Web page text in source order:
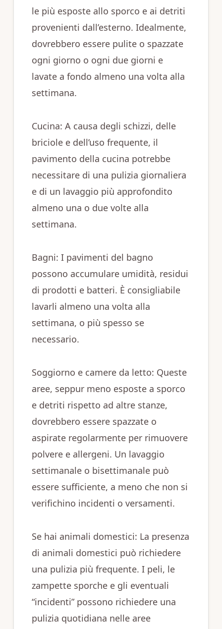
le più esposte allo sporco e ai detriti
provenienti dall’esterno. Idealmente,
dovrebbero essere pulite o spazzate
ogni giorno o ogni due giorni e
lavate a fondo almeno una volta alla
settimana.
Cucina: A causa degli schizzi, delle
briciole e dell’uso frequente, il
pavimento della cucina potrebbe
necessitare di una pulizia giornaliera
e di un lavaggio più approfondito
almeno una o due volte alla
settimana.
Bagni: I pavimenti del bagno
possono accumulare umidità, residui
di prodotti e batteri. È consigliabile
lavarli almeno una volta alla
settimana, o più spesso se
necessario.
Soggiorno e camere da letto: Queste
aree, seppur meno esposte a sporco
e detriti rispetto ad altre stanze,
dovrebbero essere spazzate o
aspirate regolarmente per rimuovere
polvere e allergeni. Un lavaggio
settimanale o bisettimanale può
essere sufficiente, a meno che non si
verifichino incidenti o versamenti.
Se hai animali domestici: La presenza
di animali domestici può richiedere
una pulizia più frequente. I peli, le
zampette sporche e gli eventuali
“incidenti” possono richiedere una
pulizia quotidiana nelle aree